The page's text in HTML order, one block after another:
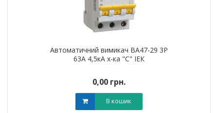
Автоматичний вимикач ВА47-29 3Р
63А 4,5кА х-ка "С" ІЕК
0,00 грн.
В кошик